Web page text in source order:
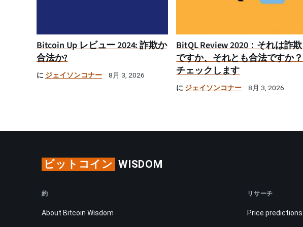
Bitcoin Up レビュー 2024: 詐欺か
合法か?
に ジェイソンコナー 8月 3, 2026
BitQL Review 2020：それは詐欺
ですか、それとも合法ですか？
チェックします
に ジェイソンコナー 8月 3, 2026
ビットコイン WISDOM
約
About Bitcoin Wisdom
リサーチ
Price predictions